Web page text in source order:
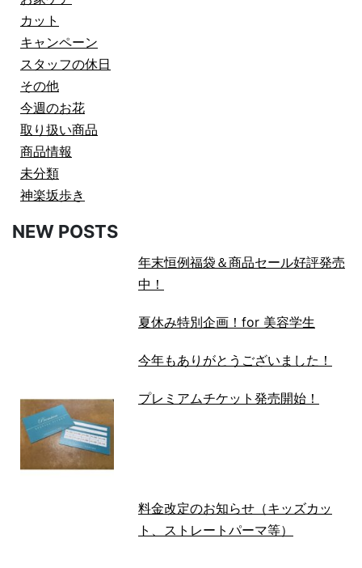
カット
キャンペーン
スタッフの休日
その他
今週のお花
取り扱い商品
商品情報
未分類
神楽坂歩き
NEW POSTS
年末恒例福袋＆商品セール好評発売
中！
夏休み特別企画！for 美容学生
今年もありがとうございました！
プレミアムチケット発売開始！
料金改定のお知らせ（キッズカッ
ト、ストレートパーマ等）